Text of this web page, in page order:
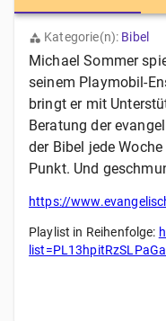
Kategorie(n): Bibel
Michael Sommer
seinem Playmobil-
bringt er mit
Beratung der
der Bibel jede
Punkt. Und
https://
Playlist in Reihenfolge: